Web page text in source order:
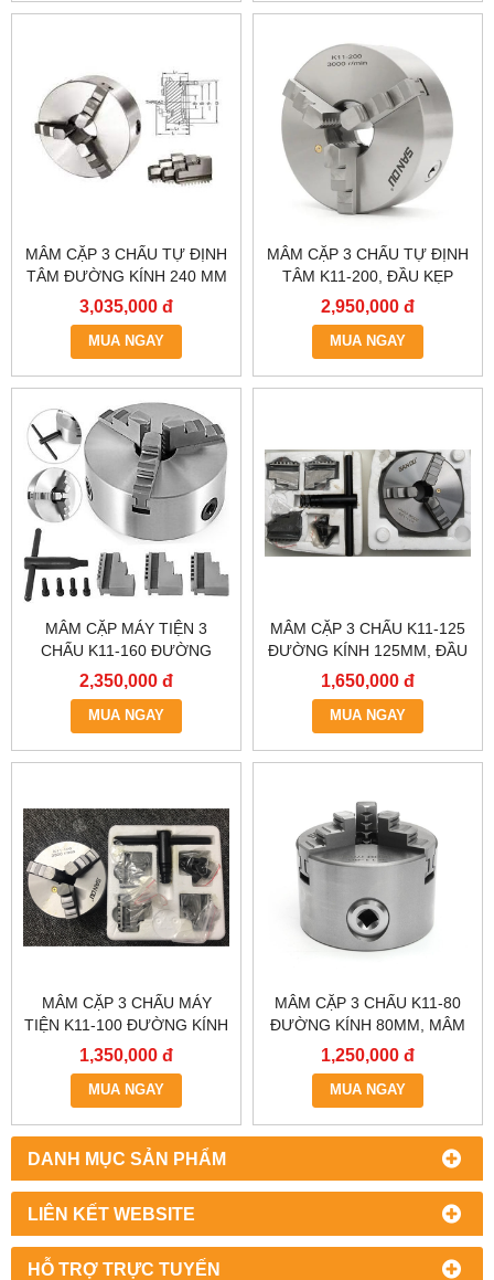
DANH MỤC SẢN PHẨM
LIÊN KẾT WEBSITE
HỖ TRỢ TRỰC TUYẾN
MÂM CẶP 3 CHẤU TỰ ĐỊNH
TÂM ĐƯỜNG KÍNH 240 MM
K11-240,MÂM CẶP 3 CHẤU
MÁY TIỆN,ĐẦU KẸP 3 CHẤU
2 TẤC TƯ, LATO MÁY TIỆN
3,035,000 đ
MUA NGAY
MÂM CẶP 3 CHẤU TỰ ĐỊNH
TÂM K11-200, ĐẦU KẸP
MÁY TIỆN 2 TẤC, MÂM CẶP
MÁY TIỆN, LATO, MÂM CẶP
TỰ ĐỊNH TÂM, MÂM CẶP 2
TẤC.
2,950,000 đ
MUA NGAY
MÂM CẶP MÁY TIỆN 3
CHẤU K11-160 ĐƯỜNG
KÍNH 160MM, ĐẦU CHẤU 1
TẤC 6, LATO MÁY TIỆN,ĐẦU
KẸP MÁY TIỆN 1 TẤC 6
2,350,000 đ
MUA NGAY
MÂM CẶP 3 CHẤU K11-125
ĐƯỜNG KÍNH 125MM, ĐẦU
KẸP MÁY TIỆN 1 TẤC
25,MÂM CẶP MÁY TIỆN,
LATO MÁY TIỆN, MÂM CẶP
TỰ ĐỊNH TÂM.
1,650,000 đ
MUA NGAY
MÂM CẶP 3 CHẤU MÁY
TIỆN K11-100 ĐƯỜNG KÍNH
100MM, LATO MÁY TIỆN,
ĐẦU KẸP MÁY TIỆN 1 TẤC,
MÂM CẶP TỰ ĐỊNH TÂM,
MÂM CẶP.
1,350,000 đ
MUA NGAY
MÂM CẶP 3 CHẤU K11-80
ĐƯỜNG KÍNH 80MM, MÂM
CẶP TỰ ĐỊNH TÂM, ĐẦU
KẸP MÂM CẶP 0,8 TẤC.
1,250,000 đ
MUA NGAY